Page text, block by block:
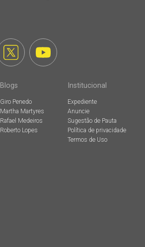
Blogs
Giro Penedo
Martha Martyres
Rafael Medeiros
Roberto Lopes
Institucional
Expediente
Anuncie
Sugestão de Pauta
Política de privacidade
Termos de Uso